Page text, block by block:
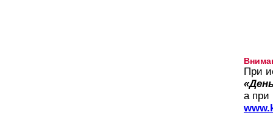
При
а при